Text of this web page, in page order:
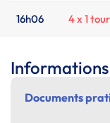
16h06 4 x 1 tour
Documents